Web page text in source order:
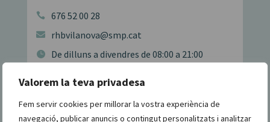
Valorem la teva privadesa
Fem servir cookies per millorar la vostra experiència de
navegació, publicar anuncis o contingut personalitzats i analitzar
 676 52 00 28
 rhbvilanova@smp.cat
 De dilluns a divendres de 08:00 a 21:00